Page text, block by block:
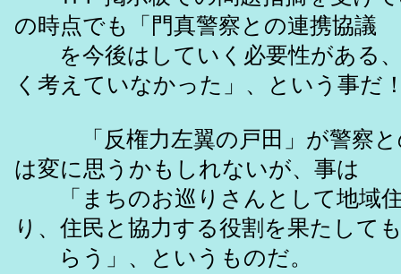
の時点でも「門真警察との連携協議
を今後はしていく必要性がある
く考えていなかった」、という事だ
「反権力左翼の戸田」が警察と
は変に思うかもしれないが、事は
「まちのお巡りさんとして地域住
り、住民と協力する役割を果たして
らう」、というものだ。